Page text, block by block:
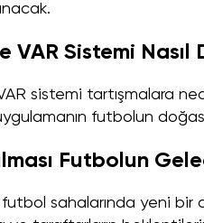
VAR Sistemi
sistemi tartışmalara
futbolun
Futbolun
futbol sahalarında yeni